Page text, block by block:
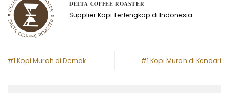
DELTA COFFEE ROASTER
Supplier Kopi Terlengkap di Indonesia
#1 Kopi Murah di Demak #1 Kopi Murah di Kendari